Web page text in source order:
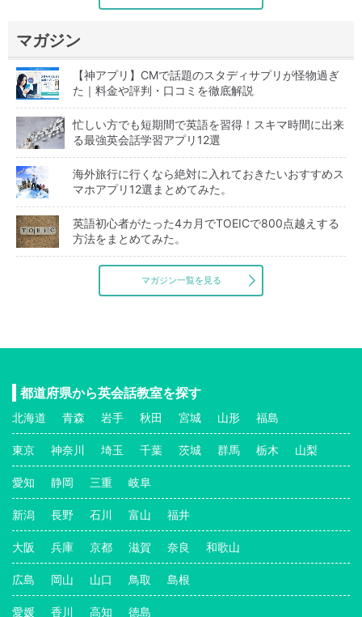
マガジン
【神アプリ】CMで話題のスタディサプリが怪物過ぎ
た｜料金や評判・口コミを徹底解説
忙しい方でも短期間で英語を習得！スキマ時間に出来
る最強英会話学習アプリ12選
海外旅行に行くなら絶対に入れておきたいおすすめス
マホアプリ12選まとめてみた。
英語初心者がたった4カ月でTOEICで800点越えする
方法をまとめてみた。
マガジン一覧を見る
都道府県から英会話教室を探す
北海道 青森 岩手 秋田 宮城 山形 福島
東京 神奈川 埼玉 千葉 茨城 群馬 栃木 山梨
愛知 静岡 三重 岐阜
新潟 長野 石川 富山 福井
大阪 兵庫 京都 滋賀 奈良 和歌山
広島 岡山 山口 鳥取 島根
愛媛 香川 高知 徳島